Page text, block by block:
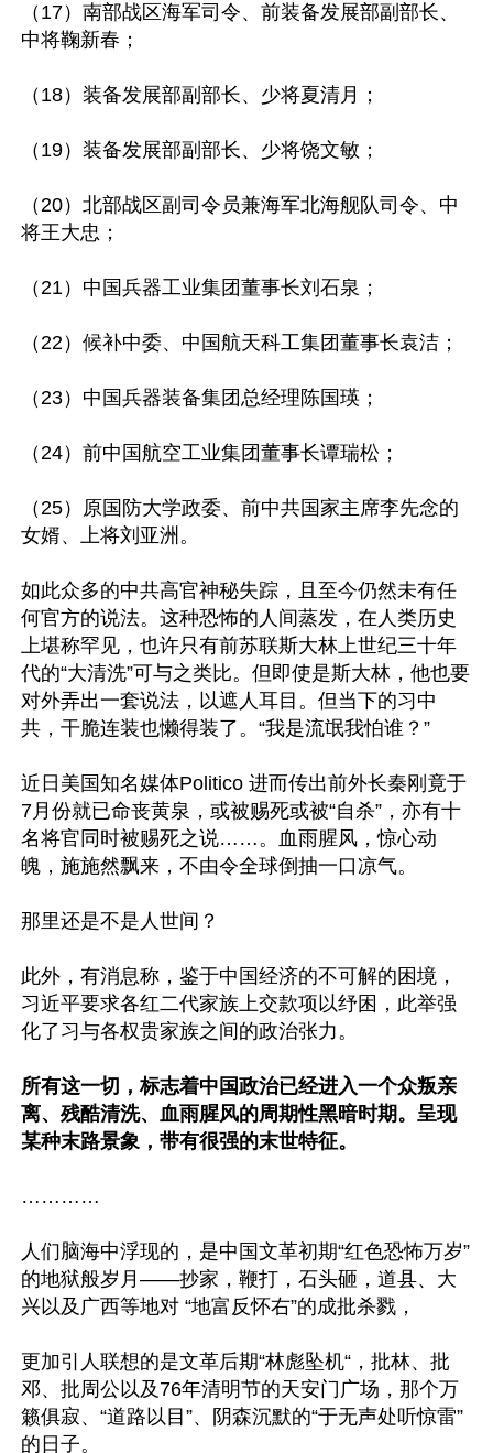
（17）南部战区海军司令、前装备发展部副部长、
中将鞠新春；
（18）装备发展部副部长、少将夏清月；
（19）装备发展部副部长、少将饶文敏；
（20）北部战区副司令员兼海军北海舰队司令、中
将王大忠；
（21）中国兵器工业集团董事长刘石泉；
（22）候补中委、中国航天科工集团董事长袁洁；
（23）中国兵器装备集团总经理陈国瑛；
（24）前中国航空工业集团董事长谭瑞松；
（25）原国防大学政委、前中共国家主席李先念的
女婿、上将刘亚洲。
如此众多的中共高官神秘失踪，且至今仍然未有任
何官方的说法。这种恐怖的人间蒸发，在人类历史
上堪称罕见，也许只有前苏联斯大林上世纪三十年
代的“大清洗”可与之类比。但即使是斯大林，他也要
对外弄出一套说法，以遮人耳目。但当下的习中
共，干脆连装也懒得装了。“我是流氓我怕谁？”
近日美国知名媒体Politico 进而传出前外长秦刚竟于
7月份就已命丧黄泉，或被赐死或被“自杀”，亦有十
名将官同时被赐死之说……。血雨腥风，惊心动
魄，施施然飘来，不由令全球倒抽一口凉气。
那里还是不是人世间？
此外，有消息称，鉴于中国经济的不可解的困境，
习近平要求各红二代家族上交款项以纾困，此举强
化了习与各权贵家族之间的政治张力。
所有这一切，标志着中国政治已经进入一个众叛亲
离、残酷清洗、血雨腥风的周期性黑暗时期。呈现
某种末路景象，带有很强的末世特征。
…………
人们脑海中浮现的，是中国文革初期“红色恐怖万岁”
的地狱般岁月——抄家，鞭打，石头砸，道县、大
兴以及广西等地对 “地富反怀右”的成批杀戮，
更加引人联想的是文革后期“林彪坠机“，批林、批
邓、批周公以及76年清明节的天安门广场，那个万
籁俱寂、“道路以目”、阴森沉默的“于无声处听惊雷”
的日子。